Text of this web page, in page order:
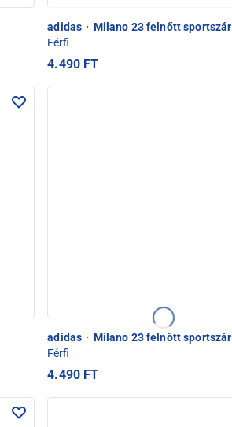
adidas · Milano 23 felnőtt sportszár
Férfi
4.490 FT
adidas · Milano 23 felnőtt sportszár
Férfi
4.490 FT